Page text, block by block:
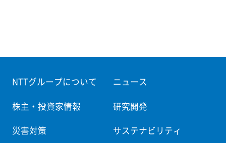
NTTグループについて ニュース
株主・投資家情報 研究開発
災害対策 サステナビリティ